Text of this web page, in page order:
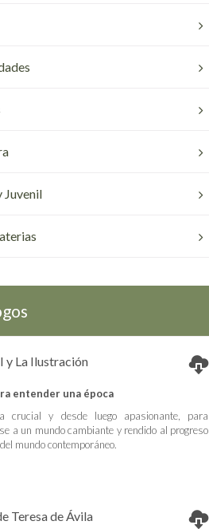
Juvenil
y La Ilustración
entender una época
crucial y desde luego apasionante, para
a un mundo cambiante y rendido al progreso
mundo contemporáneo.
Teresa de Ávila